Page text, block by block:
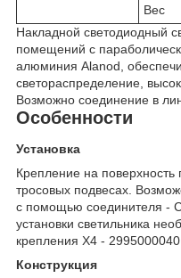
Вес
Накладной светодиодный
помещений с
алюминия Alanod,
светораспределение,
Возможно соединение в
Особенности
Установка
Крепление на поверхность
тросовых подвесах.
с помощью соединителя -
установки светильника
крепления Х4 -
Конструкция